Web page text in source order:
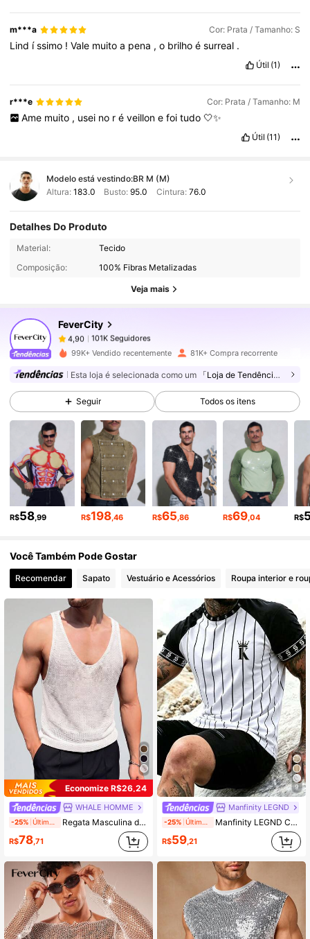
m***a Cor: Prata / Tamanho: S
Lind íssimo !Vale muitoa pena ,o brilhoésurreal .
Útil (1)
r***e Cor: Prata / Tamanho: M
Ame muito , usei no r é veillon e foi tudo 🤍✨
Útil (11)
Modelo está vestindo:BR M (M)
Altura: 183.0 Busto:95.0 Cintura: 76.0
Detalhes Do Produto
Material:
Tecido
Composição:
100% Fibras Metalizadas
Veja mais
FeverCity
4,90
101K Seguidores
j***4 pago1 dia atrás
4,90 101K Seguidores
4,90 101K Seguidores
4,90 101K Seguidores
4,90 101K Seguidores
4,90 101K Seguidores
4,90 101K Seguidores
4,90 101K Seguidores
4,90 101K Seguidores
99K+ Vendido recentemente 81K+ Compra recorrente
Esta loja é selecionada como um 「Loja de Tendências」
Seguir Todos os itens
R$58,99 R$198,46 R$65,86 R$69,04 R$
Você Também Pode Gostar
Recomendar Sapato Vestuário e Acessórios Roupa interior e
Economize R$26,24
WHALE HOMME
-25% Últimos 2 dias Regata Masculina de Tricô Vintage com Recorte Vazado, Modelagem Solta, Sem Mangas, Casual Esportiva Fitness para o Verão
R$78 ,71
9
Manfinity LEGND
-25% Últimos 2 dias Manfinity LEGND Camiseta Casual Masculina de Manga Curta Raglan com Estampa Listrada
R$59 ,21